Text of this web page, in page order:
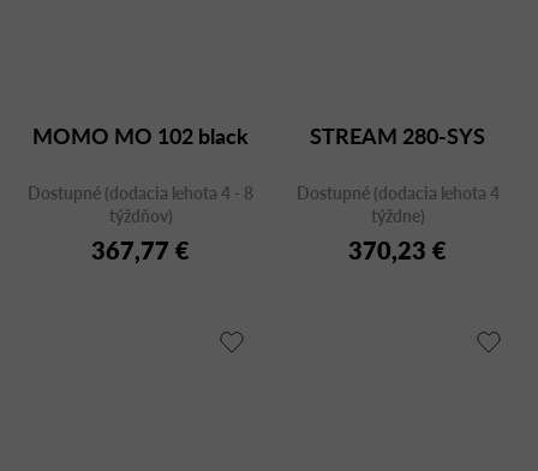
MOMO MO 102 black
Dostupné (dodacia lehota 4 - 8
týždňov)
367,77 €
STREAM 280-SYS
Dostupné (dodacia lehota 4
týždne)
370,23 €